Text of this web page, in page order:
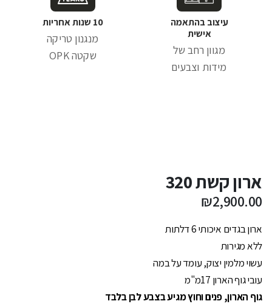
עיצוב בהתאמה
אישית
מגוון רחב של
מידות וצבעים
10 שנות אחריות
מנגנון טריקה
שקטה OPK
ארון קשת 320
₪2,900.00
ארון בגדים איכותי 6 דלתות
ללא מגירות
עשוי מלמין יצוק, עומד על במה
עובי גוף הארון 17מ"מ
גוף הארון, פנים וחוץ מגיע בצבע לבן בלבד